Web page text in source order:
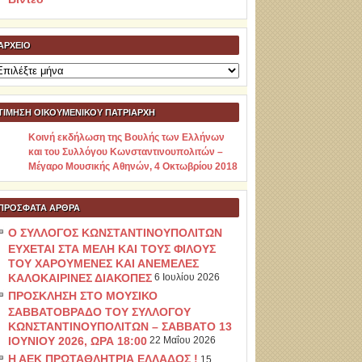
ΟΙΚΟΥΜΕΝΙΚΟΥ ΠΑΤΡΙΑΡΧΗ
Κοινή εκδήλωση της Βουλής των Ελλήνων
και του Συλλόγου Κωνσταντινουπολιτών –
Μέγαρο Μουσικής Αθηνών, 4 Οκτωβρίου 2018
ΆΡΘΡΑ
Ο ΣΥΛΛΟΓΟΣ ΚΩΝΣΤΑΝΤΙΝΟΥΠΟΛΙΤΩΝ
ΕΥΧΕΤΑΙ ΣΤΑ ΜΕΛΗ ΚΑΙ ΤΟΥΣ ΦΙΛΟΥΣ
ΤΟΥ ΧΑΡΟΥΜΕΝΕΣ ΚΑΙ ΑΝΕΜΕΛΕΣ
ΚΑΛΟΚΑΙΡΙΝΕΣ ΔΙΑΚΟΠΕΣ 6 Ιουλίου 2026
ΠΡΟΣΚΛΗΣΗ ΣΤΟ ΜΟΥΣΙΚΟ
ΣΑΒΒΑΤΟΒΡΑΔΟ ΤΟΥ ΣΥΛΛΟΓΟΥ
ΚΩΝΣΤΑΝΤΙΝΟΥΠΟΛΙΤΩΝ – ΣΑΒΒΑΤΟ 13
ΙΟΥΝΙΟΥ 2026, ΩΡΑ 18:00 22 Μαΐου 2026
Η ΑΕΚ ΠΡΩΤΑΘΛΗΤΡΙΑ ΕΛΛΑΔΟΣ !